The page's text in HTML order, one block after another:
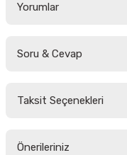
Yorumlar
Soru & Cevap
Taksit Seçenekleri
Önerileriniz